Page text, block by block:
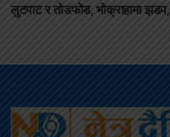
लुटपाट र तोडफोड, भोक्राहामा झडप,